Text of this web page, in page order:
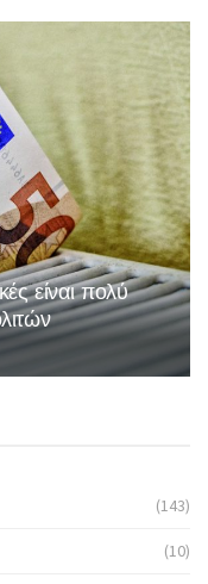
είναι πολύ
(143)
(10)